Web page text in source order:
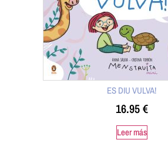
ES DIU VULVA!
16.95€
Leer más